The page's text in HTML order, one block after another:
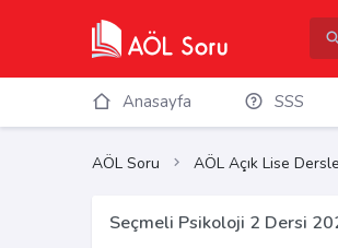
Anasayfa SSS
AÖL Soru AÖL Açık Lise
Seçmeli Psikoloji 2 Dersi